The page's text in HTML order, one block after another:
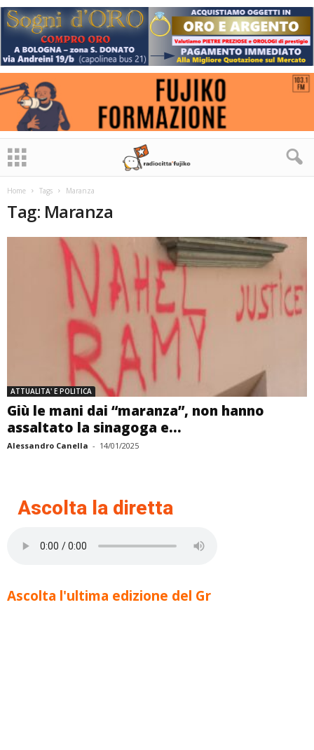
Home Tags Maranza
Tag: Maranza
ATTUALITA' E POLITICA
Giù le mani dai “maranza”, non hanno
assaltato la sinagoga e...
Alessandro Canella - 14/01/2025
Ascolta la diretta
Ascolta l'ultima edizione del Gr